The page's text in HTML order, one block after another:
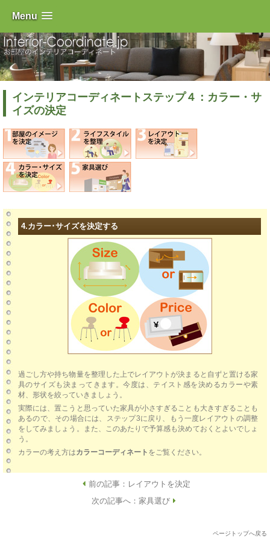
Menu
インテリアコーディネートステップ４：カラー・サ
イズの決定
4.カラー･サイズを決定する
過ごし方や持ち物量を整理した上でレイアウトが決まると自ずと置ける家
具のサイズも決まってきます。今度は、テイスト感を決めるカラーや素
材、形状を絞っていきましょう。
実際には、置こうと思っていた家具が小さすぎることも大きすぎることも
あるので、その場合には、ステップ3に戻り、もう一度レイアウトの調整
をしてみましょう。また、このあたりで予算感も決めておくとよいでしょ
う。
カラーの考え方はカラーコーディネート をご覧ください。
; 前の記事：レイアウトを決定
次の記事へ：家具選び :
ページトップへ戻る